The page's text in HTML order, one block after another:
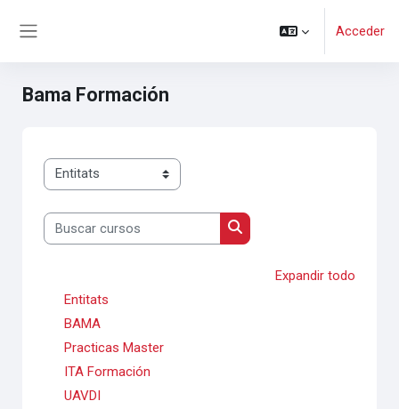
Acceder
Bama Formación
Categorías
Buscar cursos
Buscar cursos
Expandir todo
Entitats
BAMA
Practicas Master
ITA Formación
UAVDI